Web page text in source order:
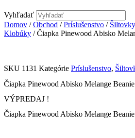
Vyhľadať
Domov /Obchod /Príslušenstvo /
Klobúky / Čiapka Pinewood Abisko
SKU 1131 Kategórie Príslušenstvo,
Čiapka Pinewood Abisko Melange Beanie
VÝPREDAJ !
Čiapka Pinewood Abisko Melange Beanie